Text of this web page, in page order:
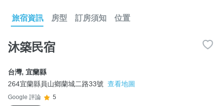
旅宿資訊 房型 訂房須知 位置
沐築民宿
台灣, 宜蘭縣
264宜蘭縣員山鄉蘭城二路33號 查看地圖
Google 評論
5